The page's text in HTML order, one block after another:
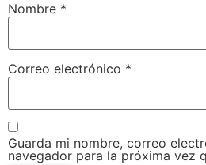
Nombre *
Correo electrónico *
Guarda mi nombre, correo
navegador para la próxima vez